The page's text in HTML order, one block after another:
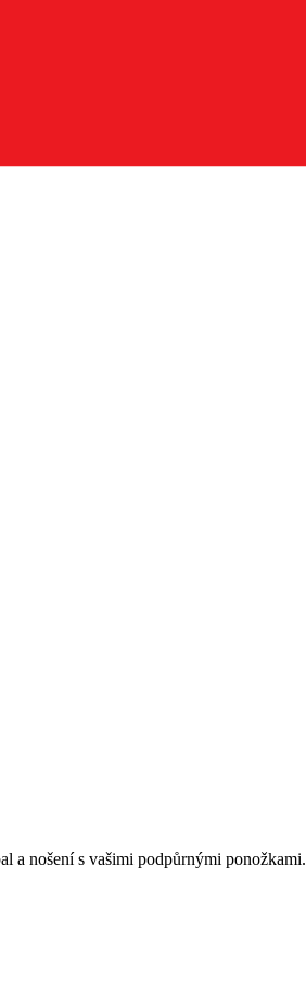
a nošení s vašimi podpůrnými ponožkami.